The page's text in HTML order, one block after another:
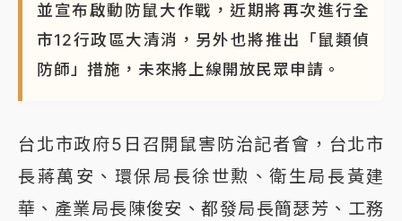
並宣布啟動防鼠大作戰，近期將再次進行全
市12行政區大清消，另外也將推出「鼠類偵
防師」措施，未來將上線開放民眾申請。
台北市政府5日召開鼠害防治記者會，台北市
長蔣萬安、環保局長徐世勲、衛生局長黃建
華、產業局長陳俊安、都發局長簡瑟芳、工務